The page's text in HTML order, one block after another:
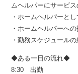
ムヘルパーにサービ
・ホームヘルパーと
・ホームヘルパーへ
・勤務スケジュー
◆ある一日の流れ◆
8:30 出勤